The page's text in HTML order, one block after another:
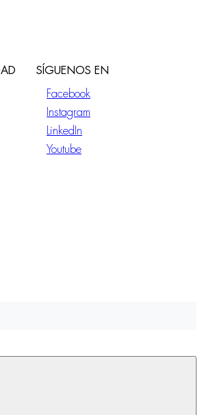
SÍGUENOS EN
Facebook
Instagram
LinkedIn
Youtube